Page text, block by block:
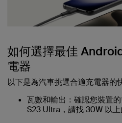
如何選擇最佳
電器
以下是為汽車挑選合適充電器的
瓦數和輸出： 確認您裝置
S23 Ultra，請找 30W 以上